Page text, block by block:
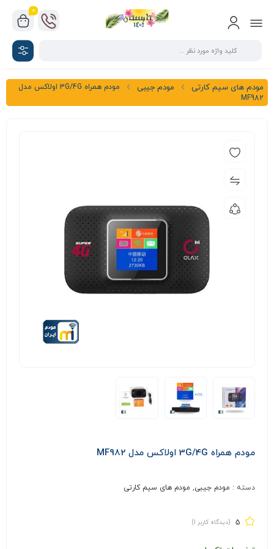
0
مودم های سیم کارتی مودم جیبی
مودم همراه 3G/4G اولاکس مدل
MF982
مودم همراه 3G/4G اولاکس مدل MF982
دسته : مودم جیبی, مودم های سیم کارتی
5 (دیدگاه کاربر 1
)